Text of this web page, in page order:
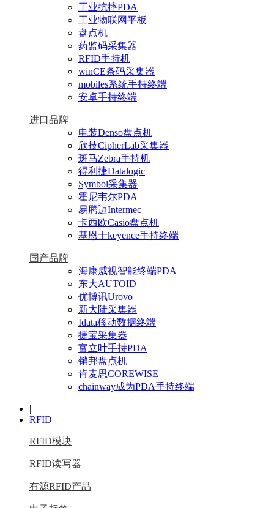
工业抗摔PDA
工业物联网平板
盘点机
药监码采集器
RFID手持机
winCE条码采集器
mobiles系统手持终端
安卓手持终端
进口品牌
电装Denso盘点机
欣技CipherLab采集器
斑马Zebra手持机
得利捷Datalogic
Symbol采集器
霍尼韦尔PDA
易腾迈Intermec
卡西欧Casio盘点机
基恩士keyence手持终端
国产品牌
海康威视智能终端PDA
东大AUTOID
优博讯Urovo
新大陆采集器
Idata移动数据终端
捷宝采集器
富立叶手持PDA
销邦盘点机
肯麦思COREWISE
chainway成为PDA手持终端
|
RFID
RFID模块
RFID读写器
有源RFID产品